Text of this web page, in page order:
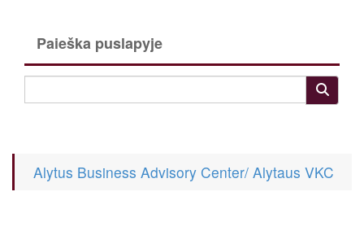
Paieška puslapyje
Alytus Business Advisory Center/ Alytaus VKC